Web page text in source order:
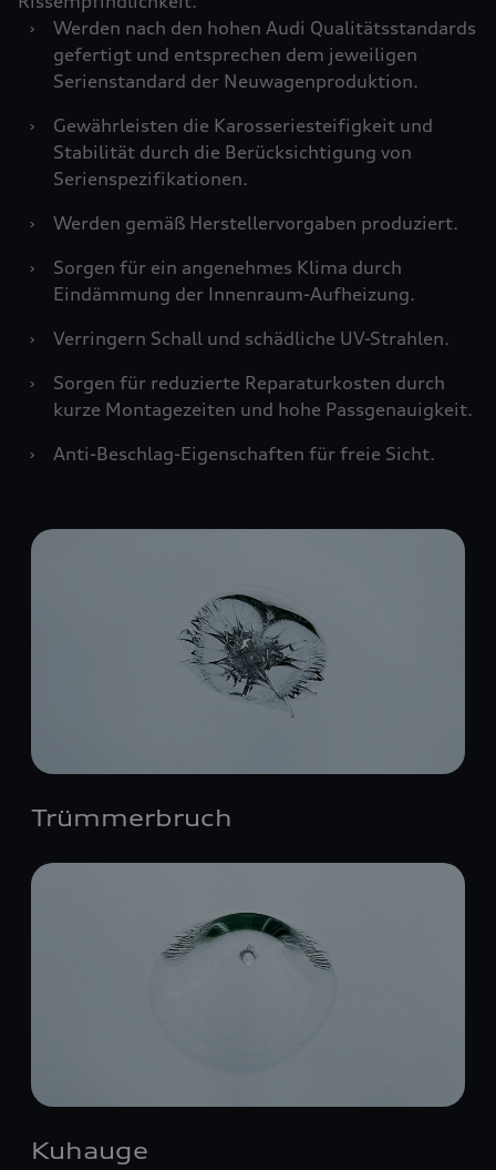
›
Werden nach den hohen Audi Qualitätsstandards
gefertigt und entsprechen dem jeweiligen
Serienstandard der Neuwagenproduktion.
›
Gewährleisten die Karosseriesteifigkeit und
Stabilität durch die Berücksichtigung von
Serienspezifikationen.
›
Werden gemäß Herstellervorgaben produziert.
›
Sorgen für ein angenehmes Klima durch
Eindämmung der Innenraum-Aufheizung.
›
Verringern Schall und schädliche UV-Strahlen.
›
Sorgen für reduzierte Reparaturkosten durch
kurze Montagezeiten und hohe Passgenauigkeit.
›
Anti-Beschlag-Eigenschaften für freie Sicht.
Trümmerbruch
Kuhauge